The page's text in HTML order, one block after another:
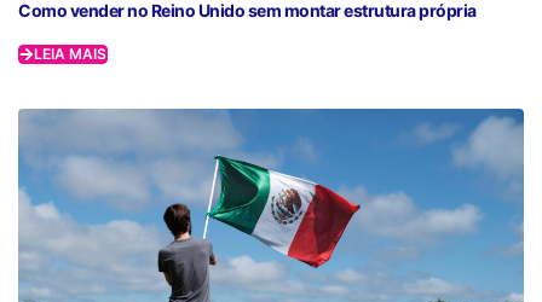
Como vender no Reino Unido sem montar estrutura própria
LEIA MAIS